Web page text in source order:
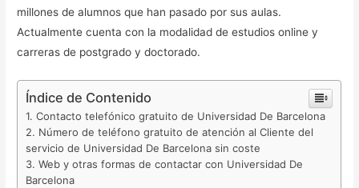
millones de alumnos que han pasado por sus aulas.
Actualmente cuenta con la modalidad de estudios online y
carreras de postgrado y doctorado.
Índice de Contenido
Contacto telefónico gratuito de Universidad De Barcelona
Número de teléfono gratuito de atención al Cliente del
servicio de Universidad De Barcelona sin coste
Web y otras formas de contactar con Universidad De
Barcelona